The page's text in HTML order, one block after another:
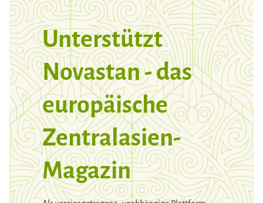
Unterstützt
Novastan - das
europäische
Zentralasien-
Magazin